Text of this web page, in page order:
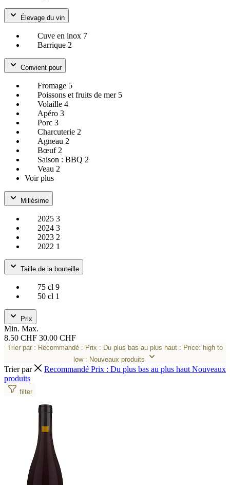
Élevage du vin
Cuve en inox 7
Barrique 2
Convient pour
Fromage 5
Poissons et fruits de mer 5
Volaille 4
Apéro 3
Porc 3
Charcuterie 2
Agneau 2
Bœuf 2
Saison : BBQ 2
Veau 2
Voir plus
Millésime
2025 3
2024 3
2023 2
2022 1
Taille de la bouteille
75 cl 9
50 cl 1
Prix
Min. Max.
8.50 CHF 30.00 CHF
Trier par : Recommandé : Prix : Du plus bas au plus haut : Price: high to
low : Nouveaux produits
Trier par Recommandé Prix : Du plus bas au plus haut Nouveaux
produits
filter